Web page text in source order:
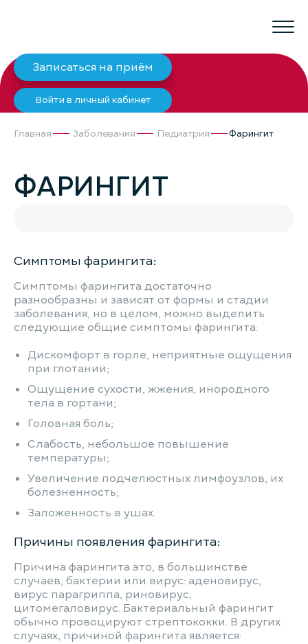
Записаться на приём
Войти в личный кабинет
Главная Заболевания Педиатрия Фарингит
ФАРИНГИТ
Симптомы фарингита:
Симптомы фарингита достаточно
разнообразны и зависят от формы и стадии
заболевания, но в целом, можно выделить
следующие общие симптомы фарингита:
Дискомфорт в горле, неприятные ощущения
при глотании;
Ощущение сухости, жжения, инородного
тела в гортани;
Головная боль;
Слабость, небольшое повышение
температуры;
Увеличение подчелюстных лимфоузлов, их
болезненность;
Заложенность в ушах.
Причины появления фарингита:
Причина фарингита это, в большинстве
случаев, бактерии или вирус: аденовирус,
вирус парагриппа, риновирус,
цитомегаловирус. Бактериальный фарингит
обычно провоцируют стрептококки. В других
случаях, причиной фарингита является: